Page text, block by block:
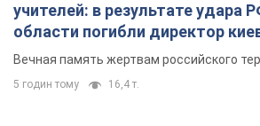
учителей: в результате удара
области погибли директор
муж и внук
Вечная память жертвам российского
5 годин тому 16,4 т.